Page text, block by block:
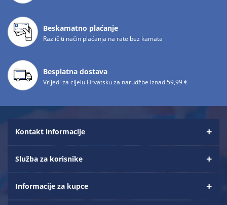
Beskamatno plaćanje
Različiti način plaćanja na rate bez kamata
Besplatna dostava
Vrijedi za cijelu Hrvatsku za narudžbe iznad 59,99 €
Kontakt informacije
Služba za korisnike
Informacije za kupce